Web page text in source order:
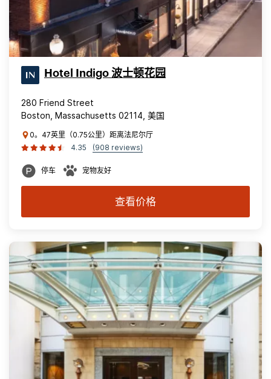
Hotel Indigo 波士顿花园
280 Friend Street
Boston, Massachusetts 02114, 美国
0。47英里（0.75公里）距离法尼尔厅
4.35
(908 reviews)
停车 宠物友好
查看价格